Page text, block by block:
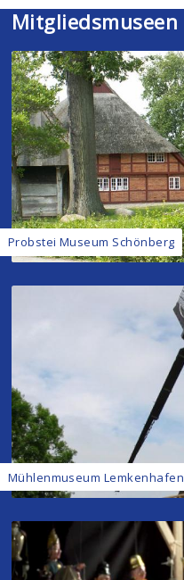
Mitgliedsmuseen
Probstei Museum Schönberg
Mühlenmuseum Lemkenhafen